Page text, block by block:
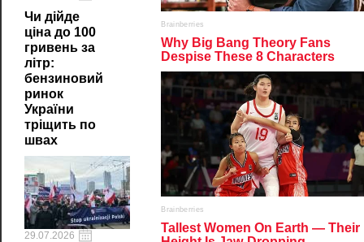
Чи дійде
ціна до 100
гривень за
літр:
бензиновий
ринок
України
тріщить по
швах
29.07.2026